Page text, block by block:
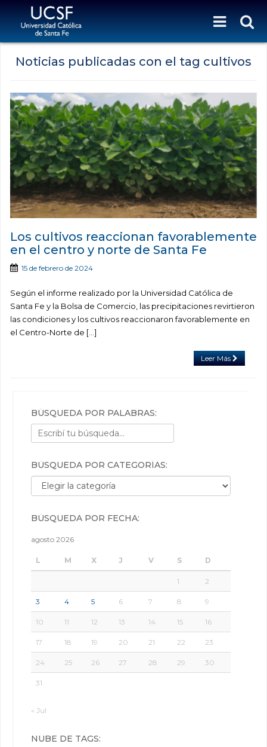
Noticias publicadas con el tag cultivos
Los cultivos reaccionan favorablemente
en el centro y norte de Santa Fe
15 de febrero de 2024
Según el informe realizado por la Universidad Católica de
Santa Fe y la Bolsa de Comercio, las precipitaciones revirtieron
las condiciones y los cultivos reaccionaron favorablemente en
el Centro-Norte de […]
Leer Más
BÚSQUEDA POR PALABRAS:
BÚSQUEDA POR CATEGORÍAS:
Búsqueda por categorías:
BÚSQUEDA POR FECHA:
agosto 2026
L M X J V S D
1 2
3 4 5 6 7 8 9
10 11 12 13 14 15 16
17 18 19 20 21 22 23
24 25 26 27 28 29 30
31
« Jul
NUBE DE TAGS: